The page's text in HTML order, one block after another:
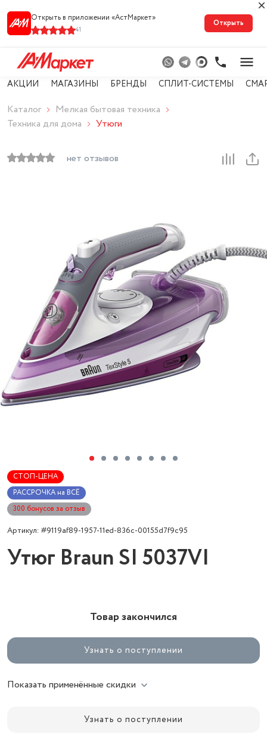
Открыть в приложении «АстМарке‪т‬»
41
Открыть
АКЦИИ МАГАЗИНЫ БРЕНДЫ СПЛИТ-СИСТЕМЫ
Каталог
Мелкая бытовая техника
Техника для дома
Утюги
нет отзывов
СТОП-ЦЕНА
РАССРОЧКА на ВСЁ
300 бонусов за отзыв
Артикул: #9119af89-1957-11ed-836c-00155d7f9c95
Утюг Braun SI 5037VI
Товар закончился
Узнать о поступлении
Показать применённые скидки
Узнать о поступлении